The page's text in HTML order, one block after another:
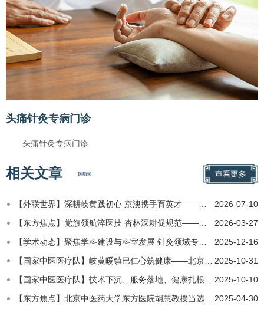
头痛针灸专病门诊
头痛针灸专病门诊
相关文章
2026-07-10
【外联世界】深耕岐黄践初心 京澳携手育英才——北中医东方医院特色品牌项目“东方明医”之澳门科技大学学子研…
2026-03-27
【东方焦点】党旗领航淬医技 杏林深耕促规范——北京中医药大学第二临床医院（东方医院）成功举办中医适宜技术…
2025-12-16
【学术动态】聚焦学科建设与科室发展 针灸领域专家共议创新路径
2025-10-31
【国家中医医疗队】岐黄暖镇巴仁心筑健康——北京中医药大学东方医院完成21天巡回医疗工作
2025-10-10
【国家中医医疗队】技术下沉、服务落地、健康扎根北京中医药大学东方医院国家中医巡回医疗队赴陕西省汉中市镇…
2025-04-30
【东方焦点】北京中医药大学东方医院胡慧教授当选北京中西医结合学会盆底功能障碍专业委员会主任委员